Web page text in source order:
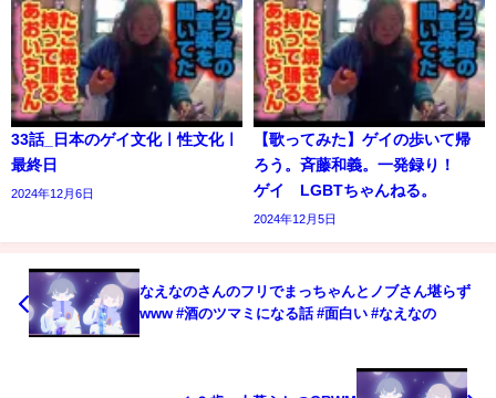
33話_日本のゲイ文化ㅣ性文化ㅣ
最終日
2024年12月6日
【歌ってみた】ゲイの歩いて帰
ろう。斉藤和義。一発録り！
ゲイ LGBTちゃんねる。
2024年12月5日
なえなのさんのフリでまっちゃんとノブさん堪らず
www #酒のツマミになる話 #面白い #なえなの